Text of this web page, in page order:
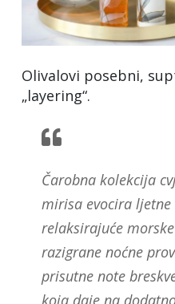
Olivalovi posebni,
„layering“.
Čarobna kolekcija
mirisa evocira ljetne
relaksirajuće
razigrane noćne
prisutne note